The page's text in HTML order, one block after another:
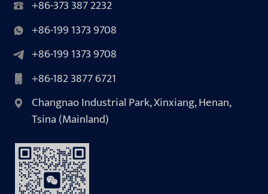
+86-373 387 2232
+86-199 1373 9708
+86-199 1373 9708
+86-182 3877 6721
Changnao Industrial Park, Xinxiang, Henan,
Tsina (Mainland)